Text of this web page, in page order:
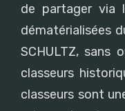
de partager via
dématérialisées
SCHULTZ, sans
classeurs
classeurs sont